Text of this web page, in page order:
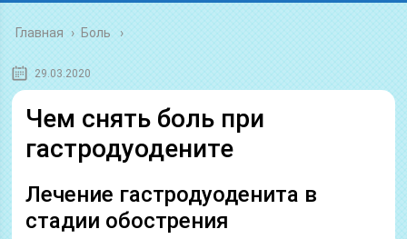
Главная › Боль
29.03.2020
Чем снять боль при
гастродуодените
Лечение гастродуоденита в
стадии обострения